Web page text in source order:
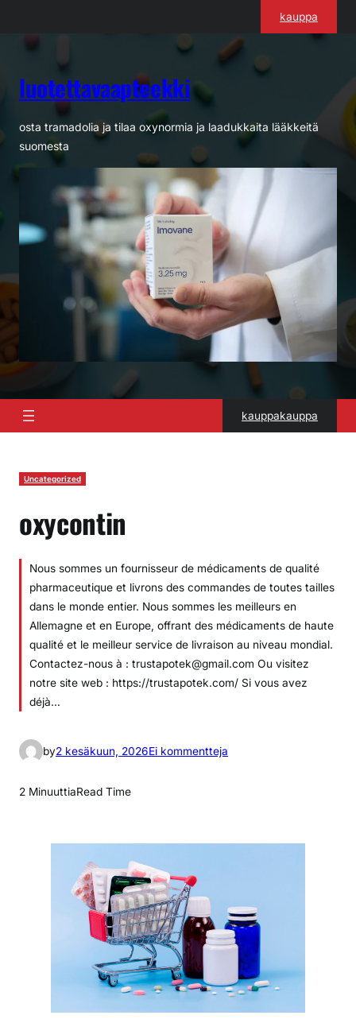
kauppa
luotettavaapteekki
osta tramadolia ja tilaa oxynormia ja laadukkaita lääkkeitä
suomesta
kauppakauppa
Uncategorized
oxycontin
Nous sommes un fournisseur de médicaments de qualité
pharmaceutique et livrons des commandes de toutes tailles
dans le monde entier. Nous sommes les meilleurs en
Allemagne et en Europe, offrant des médicaments de haute
qualité et le meilleur service de livraison au niveau mondial.
Contactez-nous à : trustapotek@gmail.com Ou visitez
notre site web : https://trustapotek.com/ Si vous avez
déjà…
by2 kesäkuun, 2026Ei kommentteja
k
i
n
y
2 MinuuttiaRead Time